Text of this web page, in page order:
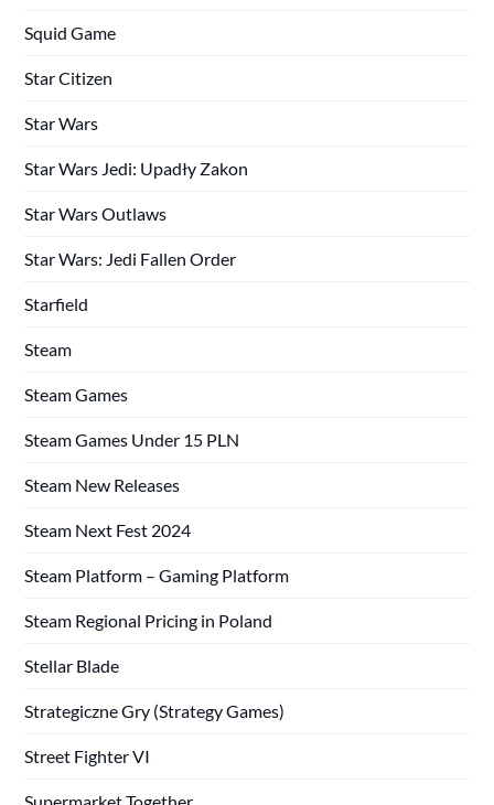
Squid Game
Star Citizen
Star Wars
Star Wars Jedi: Upadły Zakon
Star Wars Outlaws
Star Wars: Jedi Fallen Order
Starfield
Steam
Steam Games
Steam Games Under 15 PLN
Steam New Releases
Steam Next Fest 2024
Steam Platform – Gaming Platform
Steam Regional Pricing in Poland
Stellar Blade
Strategiczne Gry (Strategy Games)
Street Fighter VI